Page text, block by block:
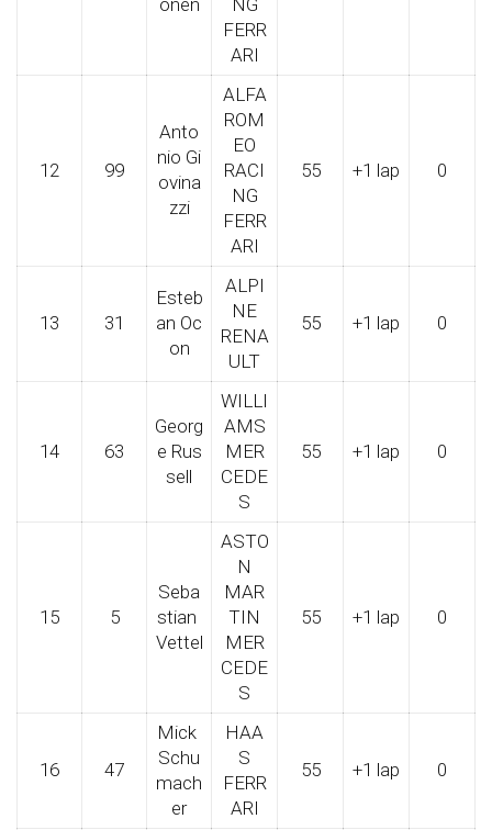
FERR
ARI
12 99
Anto
nio Gi
ovina
zzi
ALFA
ROM
EO
RACI
NG
FERR
ARI
55 +1 lap 0
13 31
Esteb
an Oc
on
ALPI
NE
RENA
ULT
55 +1 lap 0
14 63
Georg
e Rus
sell
WILLI
AMS
MER
CEDE
S
55 +1 lap 0
15 5
Seba
stian
Vettel
ASTO
N
MAR
TIN
MER
CEDE
S
55 +1 lap 0
16 47
Mick
Schu
mach
er
HAA
S
FERR
ARI
55 +1 lap 0